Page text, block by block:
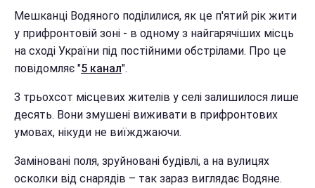
Мешканці Водяного поділилися, як це п'ятий рік жити
у прифронтовій зоні - в одному з найгарячіших місць
на сході України під постійними обстрілами. Про це
повідомляє "5 канал".
З трьохсот місцевих жителів у селі залишилося лише
десять. Вони змушені виживати в прифронтових
умовах, нікуди не виїжджаючи.
Заміновані поля, зруйновані будівлі, а на вулицях
осколки від снарядів – так зараз виглядає Водяне.